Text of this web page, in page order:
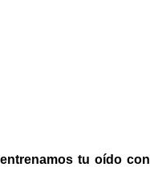
entrenamos tu oído con